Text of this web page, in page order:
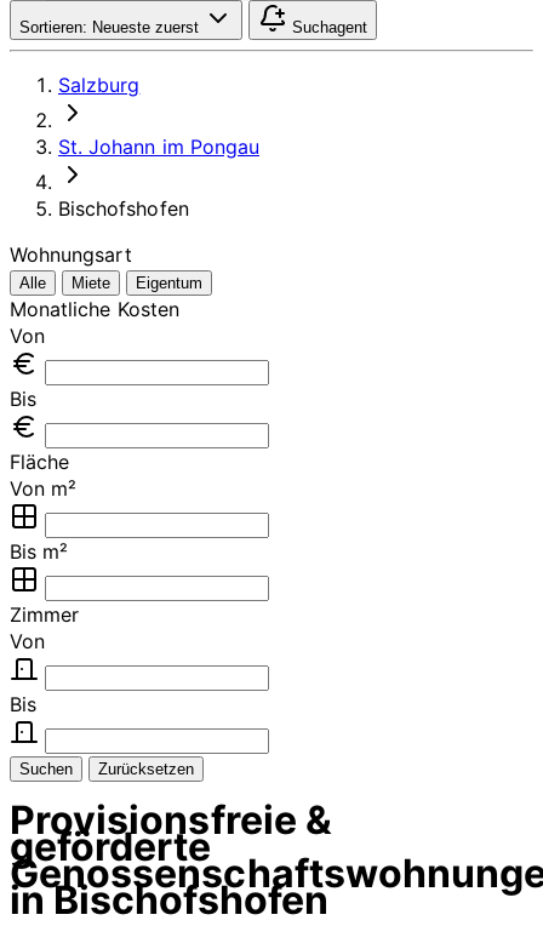
Sortieren: Neueste zuerst Suchagent
Salzburg
St. Johann im Pongau
Bischofshofen
Wohnungsart
Alle Miete Eigentum
Monatliche Kosten
Von
Bis
Fläche
Von m²
Bis m²
Zimmer
Von
Bis
Suchen Zurücksetzen
Provisionsfreie &
geförderte
in Bischofshofen